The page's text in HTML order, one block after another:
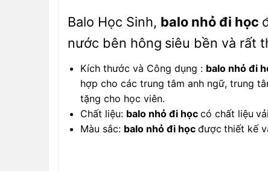
Balo Học Sinh, balo nhỏ đi học
nước bên hông siêu bền và rất
Kích thước và Công dụng : balo nhỏ đi
hợp cho các trung tâm anh ngữ, trung
tặng cho học viên.
Chất liệu: balo nhỏ đi học có chất liệu
Màu sắc: balo nhỏ đi học được thiết kế